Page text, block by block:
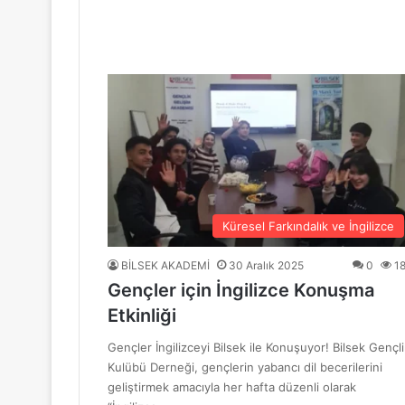
10 Haziran 2026
BİLSEK Türk Sanat Müziği Korosu
4 Haziran 2026
“Sevda ve Nostalji Yolculuğu”
18 Mayıs 2026
GENÇ YÜREKLER ŞİİRLE BULUŞTU
6 Mayıs 2026
Küresel Farkındalık ve İngilizce
BİLSEK AKADEMİ 30 Aralık 2025 0
Gençler için İngilizce Konuşma
Etkinliği
Gençler İngilizceyi Bilsek ile Konuşuyor! Bilsek
Kulübü Derneği, gençlerin yabancı dil becerilerini
geliştirmek amacıyla her hafta düzenli olarak